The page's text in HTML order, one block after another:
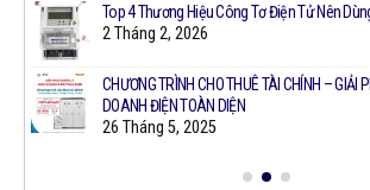
Top 4 Thương Hiệu Công Tơ Điện Tử Nên
2 Tháng 2, 2026
CHƯƠNG TRÌNH CHO THUÊ TÀI CHÍNH – GIẢI
DOANH ĐIỆN TOÀN DIỆN
26 Tháng 5, 2025